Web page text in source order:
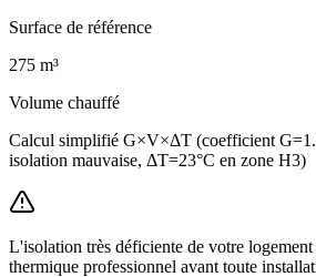
Surface de référence
275 m³
Volume chauffé
Calcul simplifié G×V×ΔT (coefficient
isolation mauvaise, ΔT=23°C en zone H3)
L'isolation très déficiente de votre
thermique professionnel avant toute